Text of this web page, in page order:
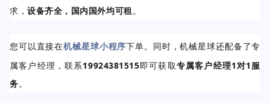
求，设备齐全，国内国外均可租 。
您可以直接在机械星球小程序下单。同时，机械星球还配备了专
属客户经理，联系19924381515即可获取专属客户经理1对1服
务。